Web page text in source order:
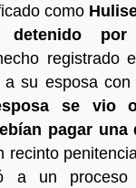
como
detenido por
registrado
a su esposa
se vio
pagar una
recinto
a un proceso